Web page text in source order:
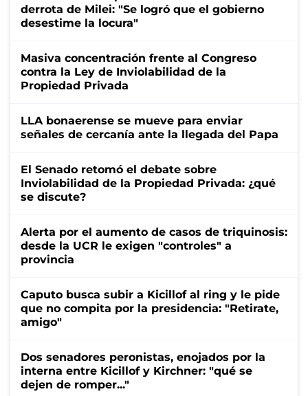
derrota de Milei: "Se logró que el gobierno
desestime la locura"
Masiva concentración frente al Congreso
contra la Ley de Inviolabilidad de la
Propiedad Privada
LLA bonaerense se mueve para enviar
señales de cercanía ante la llegada del Papa
El Senado retomó el debate sobre
Inviolabilidad de la Propiedad Privada: ¿qué
se discute?
Alerta por el aumento de casos de triquinosis:
desde la UCR le exigen "controles" a
provincia
Caputo busca subir a Kicillof al ring y le pide
que no compita por la presidencia: "Retirate,
amigo"
Dos senadores peronistas, enojados por la
interna entre Kicillof y Kirchner: "qué se
dejen de romper..."